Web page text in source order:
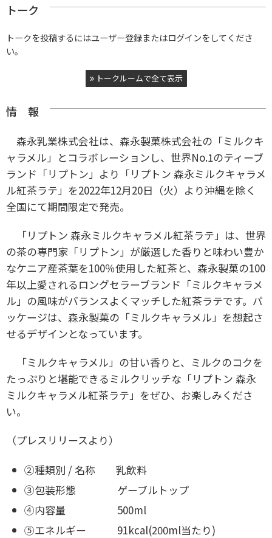
トーク
トークを投稿するにはユーザー登録またはログインをしてくださ
い。
トークルームで全て表示
情 報
森永乳業株式会社は、森永製菓株式会社の「ミルクキ
ャラメル」とコラボレーションし、世界No.1のティーブ
ランド「リプトン」より「リプトン 森永ミルクキャラメ
ル紅茶ラテ」を2022年12月20日（火）より沖縄を除く
全国にて期間限定で発売。
「リプトン 森永ミルクキャラメル紅茶ラテ」は、世界
の茶の専門家「リプトン」が厳選した香りと味わい豊か
なケニア産茶葉を100％使用した紅茶と、森永製菓の100
年以上愛されるロングセラーブランド「ミルクキャラメ
ル」の風味がバランスよくマッチした紅茶ラテです。パ
ッケージは、森永製菓の「ミルクキャラメル」を想起さ
せるデザインとなっています。
「ミルクキャラメル」の甘い香りと、ミルクのコクを
たっぷりと堪能できるミルクリッチな「リプトン 森永
ミルクキャラメル紅茶ラテ」をぜひ、お楽しみくださ
い。
（プレスリリースより）
②種類別 / 名称 乳飲料
③包装形態 ゲーブルトップ
④内容量 500ml
⑤エネルギー 91kcal(200ml当たり)